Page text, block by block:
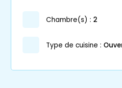
chambre(s) : 2
Type de cuisine :